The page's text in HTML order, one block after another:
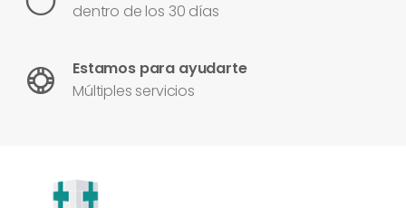
dentro de los 30 días
Estamos para ayudarte
Múltiples servicios